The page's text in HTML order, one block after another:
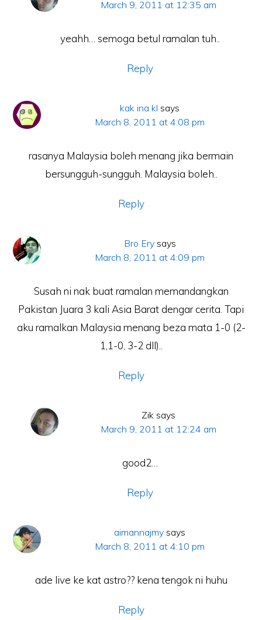
March 9, 2011 at 12:35 am
yeahh… semoga betul ramalan tuh..
Reply
kak ina kl says
March 8, 2011 at 4:08 pm
rasanya Malaysia boleh menang jika bermain
bersungguh-sungguh. Malaysia boleh..
Reply
Bro Ery says
March 8, 2011 at 4:09 pm
Susah ni nak buat ramalan memandangkan
Pakistan Juara 3 kali Asia Barat dengar cerita. Tapi
aku ramalkan Malaysia menang beza mata 1-0 (2-
1,1-0, 3-2 dll)..
Reply
Zik says
March 9, 2011 at 12:24 am
good2…
Reply
aimannajmy says
March 8, 2011 at 4:10 pm
ade live ke kat astro?? kena tengok ni huhu
Reply